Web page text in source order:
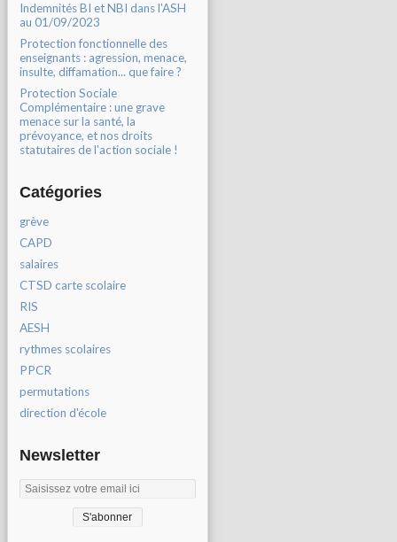
Indemnités BI et NBI dans l'ASH
au 01/09/2023
Protection fonctionnelle des
enseignants : agression, menace,
insulte, diffamation... que faire ?
Protection Sociale
Complémentaire : une grave
menace sur la santé, la
prévoyance, et nos droits
statutaires de l'action sociale !
Catégories
grève
CAPD
salaires
CTSD carte scolaire
RIS
AESH
rythmes scolaires
PPCR
permutations
direction d'école
Newsletter